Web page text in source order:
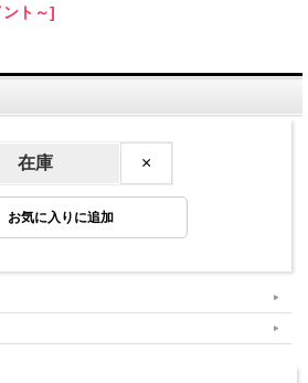
ト～]
在庫 ×